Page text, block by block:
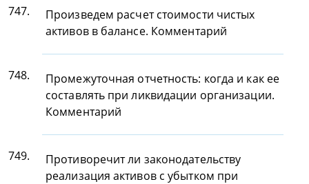
747.
Произведем расчет стоимости чистых
активов в балансе. Комментарий
748.
Промежуточная отчетность: когда и как ее
составлять при ликвидации организации.
Комментарий
749.
Противоречит ли законодательству
реализация активов с убытком при